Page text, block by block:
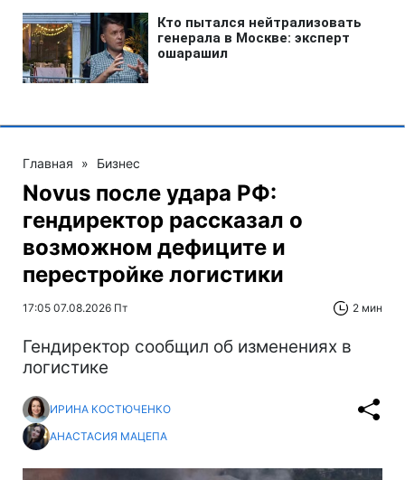
Главная » Бизнес
Novus после удара РФ:
гендиректор рассказал о
возможном дефиците и
перестройке логистики
17:05 07.08.2026 Пт 2 мин
Гендиректор сообщил об изменениях в
логистике
ИРИНА КОСТЮЧЕНКО
АНАСТАСИЯ МАЦЕПА